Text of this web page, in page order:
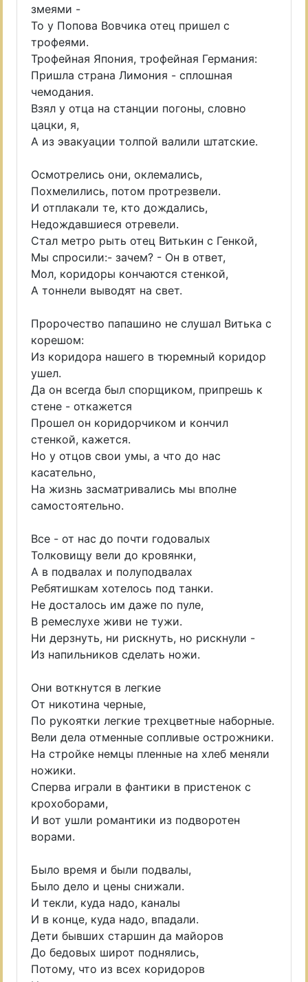
змеями -
То у Попова Вовчика отец пришел с
трофеями.
Трофейная Япония, трофейная Германия:
Пришла страна Лимония - сплошная
чемодания.
Взял у отца на станции погоны, словно
цацки, я,
А из эвакуации толпой валили штатские.
Осмотрелись они, оклемались,
Похмелились, потом протрезвели.
И отплакали те, кто дождались,
Недождавшиеся отревели.
Стал метро рыть отец Витькин с Генкой,
Мы спросили:- зачем? - Он в ответ,
Мол, коридоры кончаются стенкой,
А тоннели выводят на свет.
Пророчество папашино не слушал Витька с
корешом:
Из коридора нашего в тюремный коридор
ушел.
Да он всегда был спорщиком, припрешь к
стене - откажется
Прошел он коридорчиком и кончил
стенкой, кажется.
Но у отцов свои умы, а что до нас
касательно,
На жизнь засматривались мы вполне
самостоятельно.
Все - от нас до почти годовалых
Толковищу вели до кровянки,
А в подвалах и полуподвалах
Ребятишкам хотелось под танки.
Не досталось им даже по пуле,
В ремеслухе живи не тужи.
Ни дерзнуть, ни рискнуть, но рискнули -
Из напильников сделать ножи.
Они воткнутся в легкие
От никотина черные,
По рукоятки легкие трехцветные наборные.
Вели дела отменные сопливые острожники.
На стройке немцы пленные на хлеб меняли
ножики.
Сперва играли в фантики в пристенок с
крохоборами,
И вот ушли романтики из подворотен
ворами.
Было время и были подвалы,
Было дело и цены снижали.
И текли, куда надо, каналы
И в конце, куда надо, впадали.
Дети бывших старшин да майоров
До бедовых широт поднялись,
Потому, что из всех коридоров